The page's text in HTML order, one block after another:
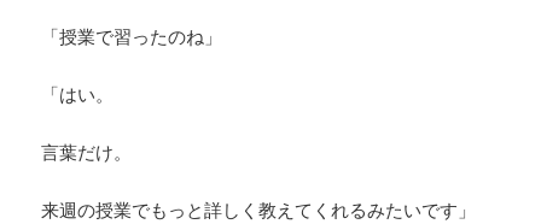
「授業で習ったのね」
「はい。
言葉だけ。
来週の授業でもっと詳しく教えてくれるみたいです」